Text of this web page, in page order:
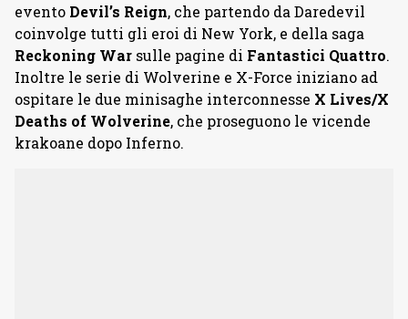
evento Devil’s Reign, che partendo da Daredevil
coinvolge tutti gli eroi di New York, e della saga
Reckoning War sulle pagine di Fantastici Quattro.
Inoltre le serie di Wolverine e X-Force iniziano ad
ospitare le due minisaghe interconnesse X Lives/X
Deaths of Wolverine, che proseguono le vicende
krakoane dopo Inferno.